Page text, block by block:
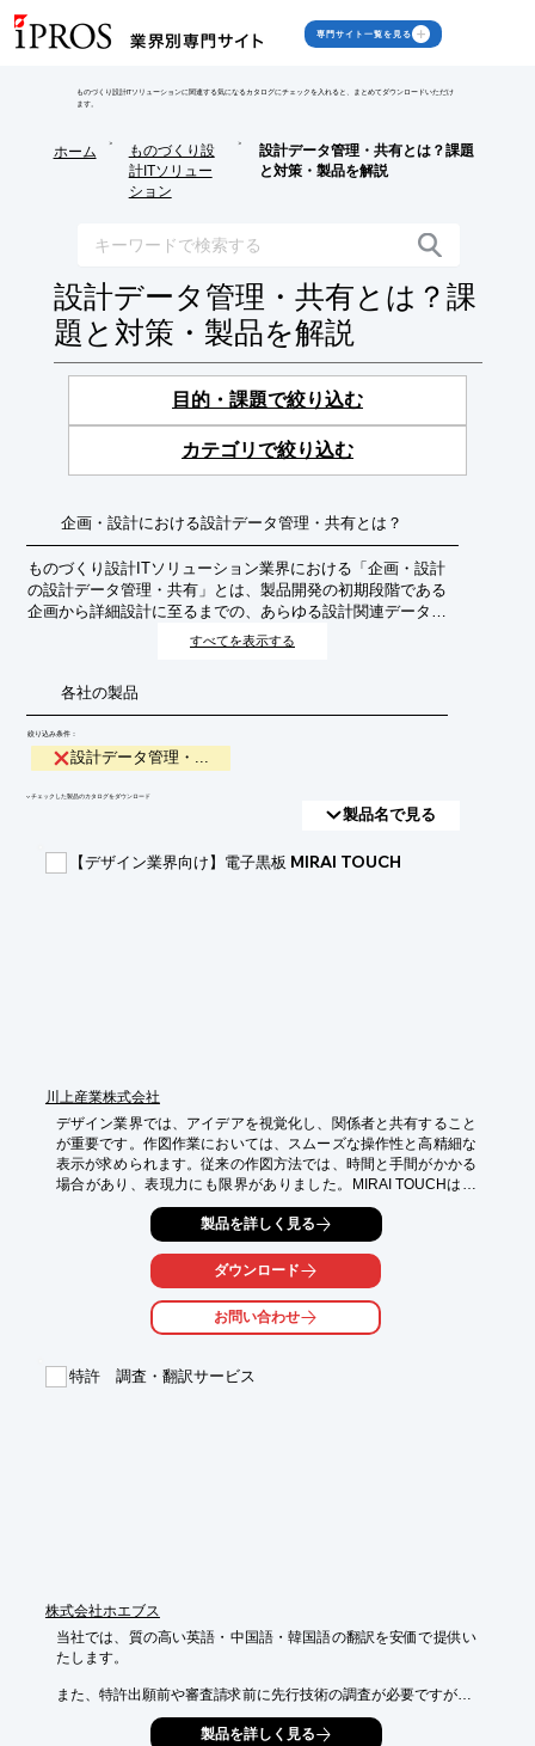
専門サイト一覧を見る
ものづくり設計ITソリューションに関連する気になるカタログにチェックを入れると、まとめてダウンロードいただけ
ます。
ホーム
>
ものづくり設
計ITソリュー
ション
>
設計データ管理・共有とは？課題
と対策・製品を解説
設計データ管理・共有とは？課
題と対策・製品を解説
目的・課題で絞り込む
カテゴリで絞り込む
企画・設計における設計データ管理・共有とは？
ものづくり設計ITソリューション業界における「企画・設計
の設計データ管理・共有」とは、製品開発の初期段階である
企画から詳細設計に至るまでの、あらゆる設計関連データを
一元的に管理し、関係者間で円滑に共有するための仕組みや
目指します。
すべてを表示する
各社の製品
絞り込み条件：
設計データ管理・...
​▼チェックした製品のカタログをダウンロード
製品名で見る
【デザイン業界向け】電子黒板 MIRAI TOUCH
川上産業株式会社
デザイン業界では、アイデアを視覚化し、関係者と共有すること
が重要です。作図作業においては、スムーズな操作性と高精細な
表示が求められます。従来の作図方法では、時間と手間がかかる
場合があり、表現力にも限界がありました。MIRAI TOUCHは、
指で直接書き込めるため、直感的な操作でスムーズな作図を実現
【活用シーン】
・デザインレビューでの作図共有
・クライアントとの打ち合わせ
・チーム内でのアイデア共有
・スムーズな作図作業による時間短縮
製品を詳しく見る
ダウンロード
お問い合わせ
特許 調査・翻訳サービス
株式会社ホエブス
当社では、質の高い英語・中国語・韓国語の翻訳を安価で提供い
たします。
また、特許出願前や審査請求前に先行技術の調査が必要ですが、
このような調査にはコストを掛ける事ができませんので、安価に
先行技術調査を承ります。 製品を詳しく見る